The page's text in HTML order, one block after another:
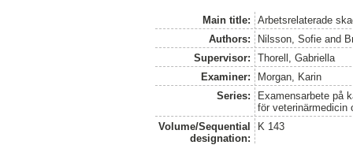
Main title:
Arbetsrelaterade
Authors:
Nilsson, Sofie and
Supervisor:
Thorell, Gabriella
Examiner:
Morgan, Karin
Series:
Examensarbete på
för veterinärmedicin
Volume/Sequential
designation:
K 143